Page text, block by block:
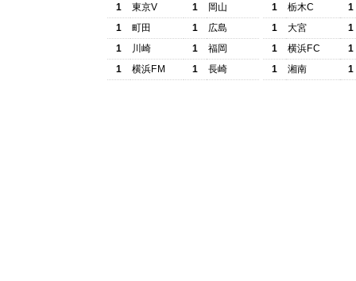
1
東京V 1
岡山
1
町田 1
広島
1
川崎 1
福岡
1
横浜FM 1 長崎
1
栃木C
1
1
大宮
1
1
横浜FC
1
1
湘南 1